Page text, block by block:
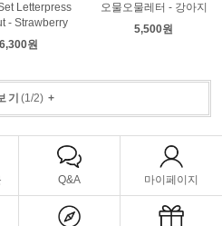
Letterpress
- Strawberry
6,300원
오물오물레터 - 강아지
5,500원
기 (1/2)+
Q&A 마이페이지